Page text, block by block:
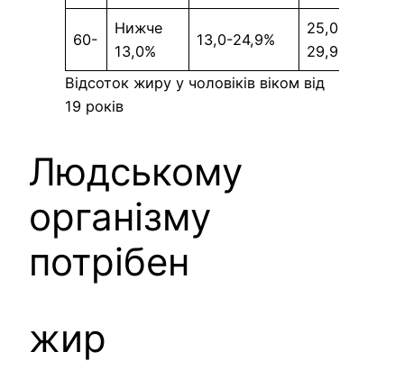
60-
Нижче
13,0%
13,0-24,9%
25,0-
29,9%
Відсоток жиру у чоловіків віком від
19 років
Людському
організму
потрібен
жир